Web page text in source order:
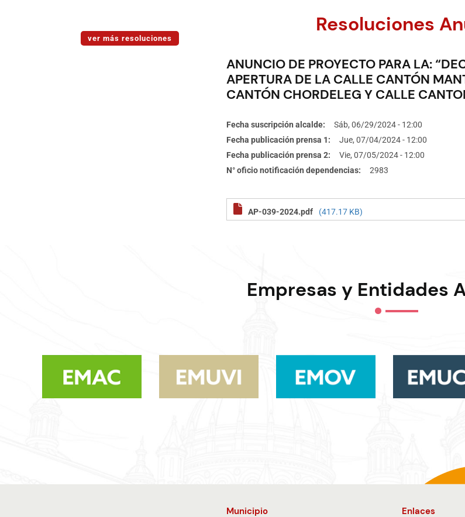
Resoluciones
ANUNCIO DE PROYECTO PARA LA:
APERTURA DE LA CALLE CANTÓN
CANTÓN CHORDELEG Y CALLE
Fecha suscripción alcalde
Sáb, 06/29/2024 - 12:00
Fecha publicación prensa 1
Jue, 07/04/2024 - 12:00
Fecha publicación prensa 2
Vie, 07/05/2024 - 12:00
N° oficio notificación dependencias
2983
AP-039-2024.pdf (417.17 KB)
ver más resoluciones
Empresas y Entidades
Municipio Enlaces